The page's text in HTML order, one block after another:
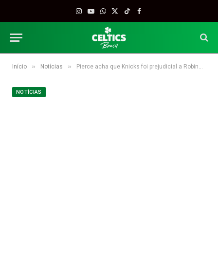
Instagram
YouTube
WhatsApp
X
TikTokFacebook
Início » Notícias » Pierce acha que Knicks foi prejudicial a Robinson
NOTÍCIAS